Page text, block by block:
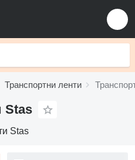
Транспортни ленти
Stas
Stas